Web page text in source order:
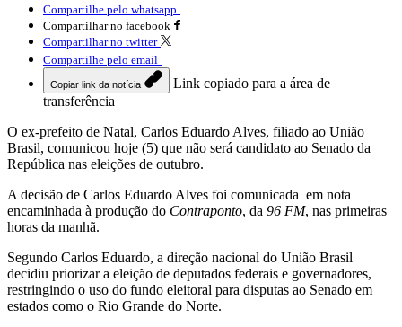
Compartilhe pelo whatsapp
Compartilhar no facebook
Compartilhar no twitter
Compartilhe pelo email
Copiar link da notícia
Link copiado para a área de
transferência
O ex-prefeito de Natal, Carlos Eduardo Alves, filiado ao União
Brasil, comunicou hoje (5) que não será candidato ao Senado da
República nas eleições de outubro.
A decisão de Carlos Eduardo Alves foi comunicada em nota
encaminhada à produção do Contraponto, da 96 FM, nas primeiras
horas da manhã.
Segundo Carlos Eduardo, a direção nacional do União Brasil
decidiu priorizar a eleição de deputados federais e governadores,
restringindo o uso do fundo eleitoral para disputas ao Senado em
estados como o Rio Grande do Norte.